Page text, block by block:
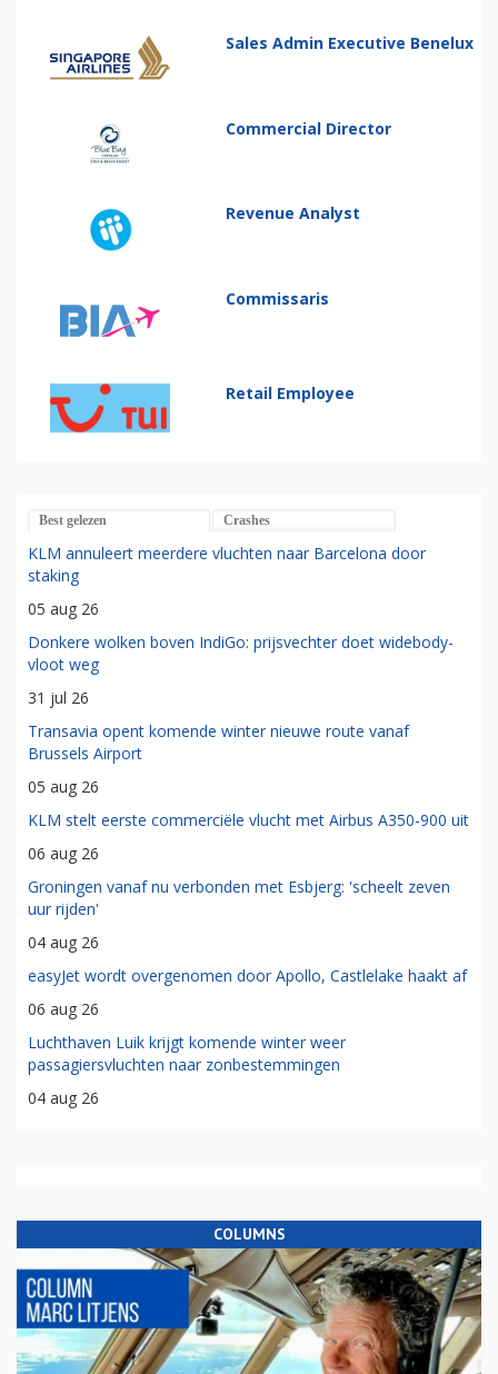
Sales Admin Executive Benelux
Commercial Director
Revenue Analyst
Commissaris
Retail Employee
Best gelezen Crashes
KLM annuleert meerdere vluchten naar Barcelona door
staking
05 aug 26
Donkere wolken boven IndiGo: prijsvechter doet widebody-
vloot weg
31 jul 26
Transavia opent komende winter nieuwe route vanaf
Brussels Airport
05 aug 26
KLM stelt eerste commerciële vlucht met Airbus A350-900 uit
06 aug 26
Groningen vanaf nu verbonden met Esbjerg: 'scheelt zeven
uur rijden'
04 aug 26
easyJet wordt overgenomen door Apollo, Castlelake haakt af
06 aug 26
Luchthaven Luik krijgt komende winter weer
passagiersvluchten naar zonbestemmingen
04 aug 26
COLUMNS